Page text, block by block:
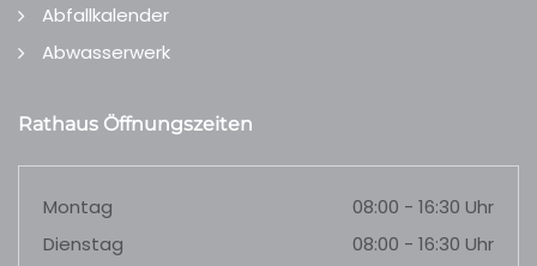
Abfallkalender
Abwasserwerk
Rathaus Öffnungszeiten
Montag
08:00 - 16:30 Uhr
Dienstag
08:00 - 16:30 Uhr